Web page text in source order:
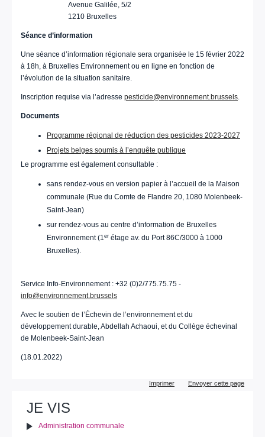
Avenue Galilée, 5/2
1210 Bruxelles
Séance d’information
Une séance d’information régionale sera organisée le 15 février 2022
à 18h, à Bruxelles Environnement ou en ligne en fonction de
l’évolution de la situation sanitaire.
Inscription requise via l’adresse pesticide@environnement.brussels.
Documents
Programme régional de réduction des pesticides 2023-2027
Projets belges soumis à l’enquête publique
Le programme est également consultable :
sans rendez-vous en version papier à l’accueil de la Maison
communale (Rue du Comte de Flandre 20, 1080 Molenbeek-
Saint-Jean)
sur rendez-vous au centre d’information de Bruxelles
Environnement (1er étage av. du Port 86C/3000 à 1000
Bruxelles).
Service Info-Environnement : +32 (0)2/775.75.75 -
info@environnement.brussels
Avec le soutien de l’Échevin de l’environnement et du
développement durable, Abdellah Achaoui, et du Collège échevinal
de Molenbeek-Saint-Jean
(18.01.2022)
Imprimer Envoyer cette page
JE VIS
Administration communale